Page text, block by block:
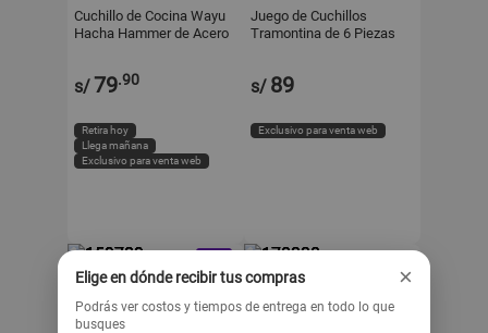
Cuchillo de Cocina Wayu
Hacha Hammer de Acero
s/79.90
Retira hoy
Llega mañana
Exclusivo para venta web
Juego de Cuchillos
Tramontina de 6 Piezas
s/ 89
Exclusivo para venta web
Elige en dónde recibir tus compras ×
Podrás ver costos y tiempos de entrega en todo lo que
busques